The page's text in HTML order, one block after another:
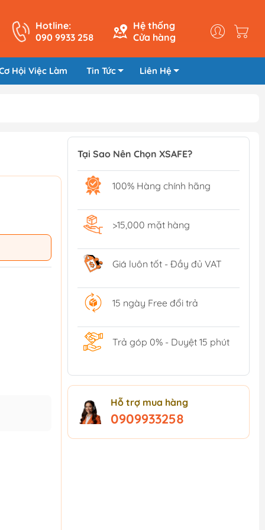
Hotline:
090 9933 258
Hệ thống
Cửa hàng
Hội Việc Làm Tin Tức Liên Hệ
Tại Sao Nên Chọn XSAFE?
100% Hàng chính hãng
>15,000 mặt hàng
Giá luôn tốt - Đầy đủ VAT
15 ngày Free đổi trả
Trả góp 0% - Duyệt 15 phút
Hỗ trợ mua hàng
0909933258